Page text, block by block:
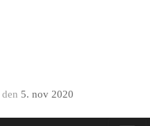
den 5. nov 2020